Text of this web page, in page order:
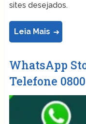
sites desejados.
Leia Mais
WhatsApp
Telefone 0800